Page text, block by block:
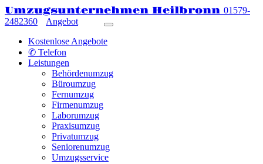
Umzugsunternehmen Heilbronn 01579-
2482360
Angebot
Kostenlose Angebote
✆ Telefon
Leistungen
Behördenumzug
Büroumzug
Fernumzug
Firmenumzug
Laborumzug
Praxisumzug
Privatumzug
Seniorenumzug
Umzugsservice